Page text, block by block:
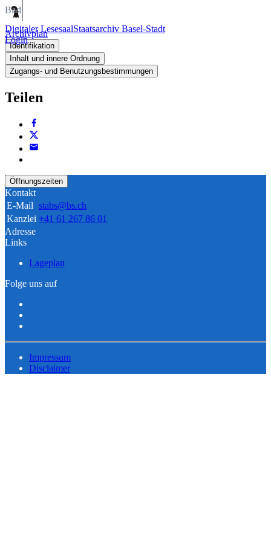
Digitaler LesesaalStaatsarchiv Basel-Stadt
Login
Bild
Archivplan
Identifikation
Inhalt und innere Ordnung
Zugangs- und Benutzungsbestimmungen
Teilen
Öffnungszeiten
Kontakt
E-Mail stabs@bs.ch
Kanzlei +41 61 267 86 01
Adresse
Links
Lageplan
Folge uns auf
Impressum
Disclaimer